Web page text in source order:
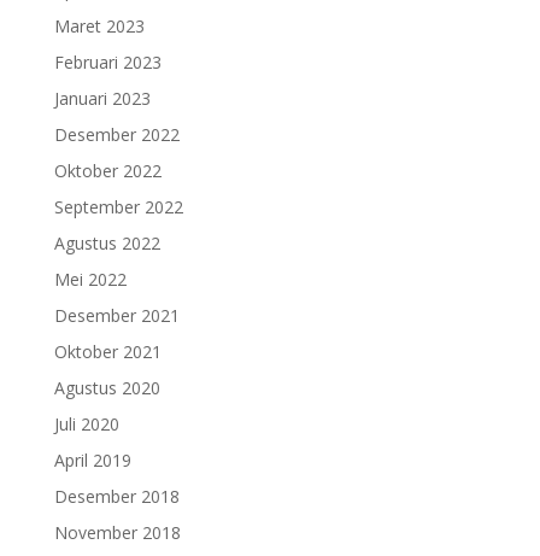
Maret 2023
Februari 2023
Januari 2023
Desember 2022
Oktober 2022
September 2022
Agustus 2022
Mei 2022
Desember 2021
Oktober 2021
Agustus 2020
Juli 2020
April 2019
Desember 2018
November 2018